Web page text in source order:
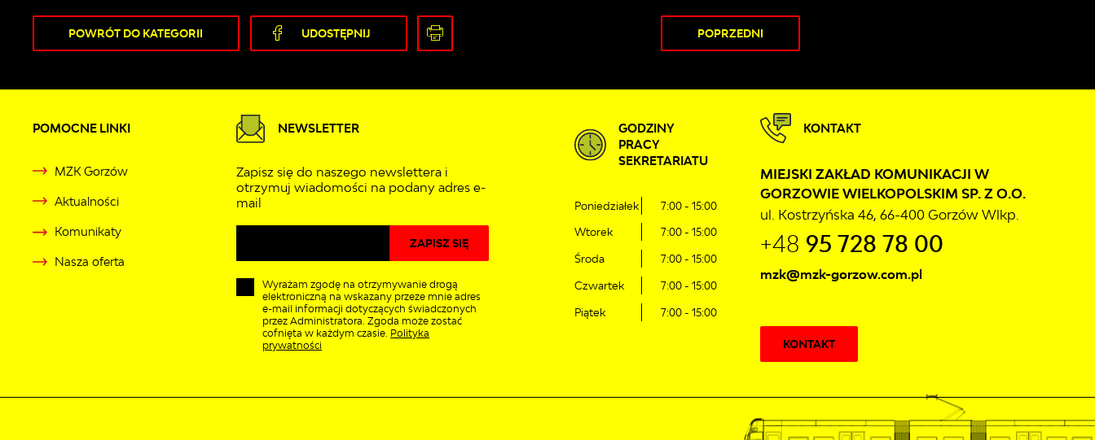
POWRÓT DO KATEGORII UDOSTĘPNIJ POPRZEDNI
POMOCNE LINKI
MZK Gorzów
Aktualności
Komunikaty
Nasza oferta
NEWSLETTER
Zapisz się do naszego newslettera i
otrzymuj wiadomości na podany adres e-
mail
Wyrażam zgodę na otrzymywanie drogą
elektroniczną na wskazany przeze mnie adres
e-mail informacji dotyczących świadczonych
przez Administratora. Zgoda może zostać
cofnięta w każdym czasie. Polityka
prywatności
GODZINY
PRACY
SEKRETARIATU
Poniedziałek 7:00 - 15:00
Wtorek 7:00 - 15:00
Środa 7:00 - 15:00
Czwartek 7:00 - 15:00
Piątek 7:00 - 15:00
KONTAKT
MIEJSKI ZAKŁAD KOMUNIKACJI W
GORZOWIE WIELKOPOLSKIM SP. Z O.O.
ul. Kostrzyńska 46, 66-400 Gorzów Wlkp.
+48 95 728 78 00
mzk@mzk-gorzow.com.pl
KONTAKT